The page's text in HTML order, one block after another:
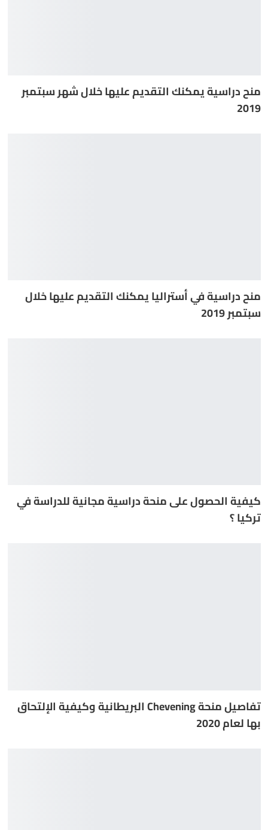
منح دراسية يمكنك التقديم عليها خلال شهر سبتمبر
2019
منح دراسية في أستراليا يمكنك التقديم عليها خلال
سبتمبر 2019
كيفية الحصول على منحة دراسية مجانية للدراسة في
تركيا ؟
تفاصيل منحة Chevening البريطانية وكيفية الإلتحاق
بها لعام 2020